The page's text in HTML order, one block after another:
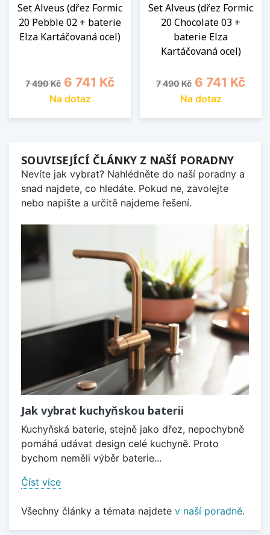
Set Alveus (dřez Formic
20 Pebble 02 + baterie
Elza Kartáčovaná ocel)
Běžná cena
7 490 Kč Cena
6 741 Kč
Na dotaz
Set Alveus (dřez Formic
20 Chocolate 03 +
baterie Elza
Kartáčovaná ocel)
Běžná cena
7 490 Kč Cena
6 741 Kč
Na dotaz
SOUVISEJÍCÍ ČLÁNKY Z NAŠÍ PORADNY
Nevíte jak vybrat? Nahlédněte do naší poradny a
snad najdete, co hledáte. Pokud ne, zavolejte
nebo napište a určitě najdeme řešení.
Jak vybrat kuchyňskou baterii
Kuchyňská baterie, stejně jako dřez, nepochybně
pomáhá udávat design celé kuchyně. Proto
bychom neměli výběr baterie...
Číst více
Všechny články a témata najdete v naší poradně.